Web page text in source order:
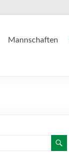
Mannschaften